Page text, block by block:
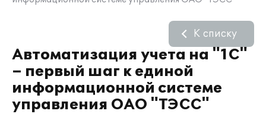
Автоматизация учета на "1С"
– первый шаг к единой
информационной системе
управления ОАО "ТЭСС"
К списку